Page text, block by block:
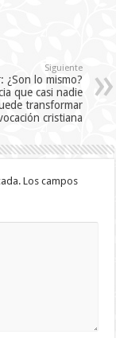
Siguiente
¿Son lo mismo?
que casi nadie
transformar
cristiana
Los campos